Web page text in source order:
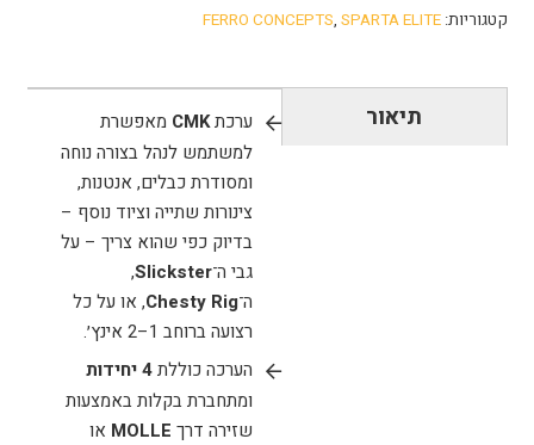
קטגוריות: FERRO CONCEPTS, SPARTA ELITE
תיאור ערכתCMK מאפשרת
למשתמש לנהל בצורה נוחה
ומסודרת כבלים, אנטנות,
צינורות שתייה וציוד נוסף –
בדיוק כפי שהוא צריך – על
גבי ה־Slickster
,
ה־Chesty Rig, או על כל
רצועה ברוחב 1–2 אינץ׳.
הערכה כוללת4 יחידות
ומתחברת בקלות באמצעות
שזירה דרך MOLLE או